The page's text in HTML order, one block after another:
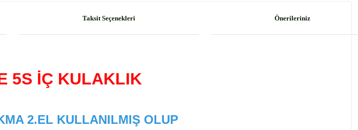
Taksit Seçenekleri Önerileriniz
5S İÇ KULAKLIK
2.EL KULLANILMIŞ OLUP